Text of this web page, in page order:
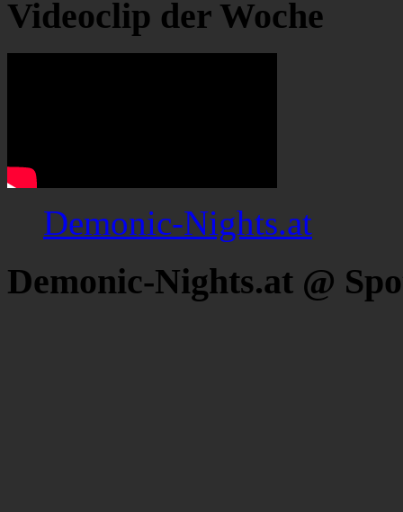
Videoclip der Woche
Demonic-Nights.at
Demonic-Nights.at @